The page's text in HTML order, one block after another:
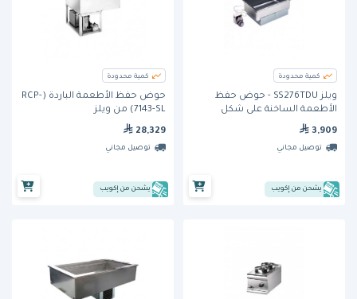
كمية محدودة
ويلز SS276TDU - حوض حفظ
الأطعمة الساخنة على شكل
مستطيل و بتصميم مدمج في
الأسطح
3,909
توصيل مجاني
يشحن من إكويب
كمية محدودة
حوض حفظ الأطعمة الباردة (RCP-
7143-SL) من ويلز
28,329
توصيل مجاني
يشحن من إكويب